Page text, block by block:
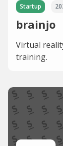
Startup
brainjo
Virtual
training.